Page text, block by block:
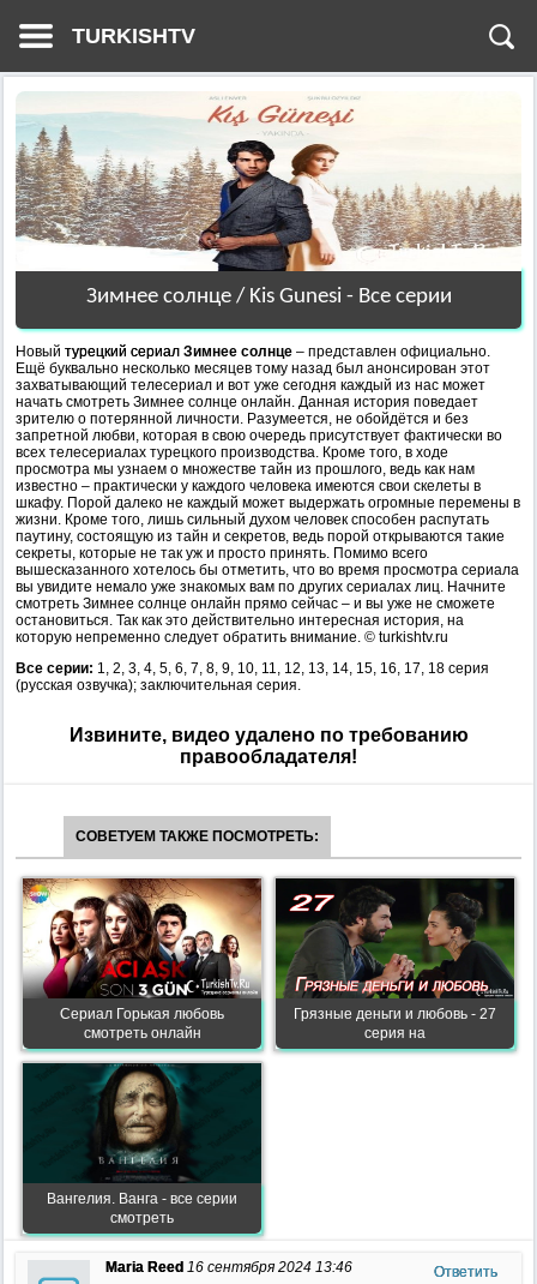
TURKISHTV
Зимнее солнце / Kis Gunesi - Все серии
Новый турецкий сериал Зимнее солнце – представлен официально.
Ещё буквально несколько месяцев тому назад был анонсирован этот
захватывающий телесериал и вот уже сегодня каждый из нас может
начать смотреть Зимнее солнце онлайн. Данная история поведает
зрителю о потерянной личности. Разумеется, не обойдётся и без
запретной любви, которая в свою очередь присутствует фактически во
всех телесериалах турецкого производства. Кроме того, в ходе
просмотра мы узнаем о множестве тайн из прошлого, ведь как нам
известно – практически у каждого человека имеются свои скелеты в
шкафу. Порой далеко не каждый может выдержать огромные перемены в
жизни. Кроме того, лишь сильный духом человек способен распутать
паутину, состоящую из тайн и секретов, ведь порой открываются такие
секреты, которые не так уж и просто принять. Помимо всего
вышесказанного хотелось бы отметить, что во время просмотра сериала
вы увидите немало уже знакомых вам по других сериалах лиц. Начните
смотреть Зимнее солнце онлайн прямо сейчас – и вы уже не сможете
остановиться. Так как это действительно интересная история, на
которую непременно следует обратить внимание. © turkishtv.ru
Все серии: 1, 2, 3, 4, 5, 6, 7, 8, 9, 10, 11, 12, 13, 14, 15, 16, 17, 18 серия
(русская озвучка); заключительная серия.
Извините, видео удалено по требованию
правообладателя!
СОВЕТУЕМ ТАКЖЕ ПОСМОТРЕТЬ:
Сериал Горькая любовь
смотреть онлайн
Грязные деньги и любовь - 27
серия на
Вангелия. Ванга - все серии
смотреть
Maria Reed 16 сентября 2024 13:46 Ответить